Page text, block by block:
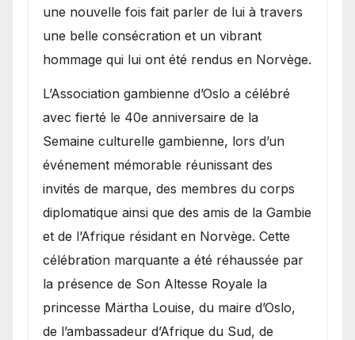
une nouvelle fois fait parler de lui à travers
une belle consécration et un vibrant
hommage qui lui ont été rendus en Norvège.
​L’Association gambienne d’Oslo a célébré
avec fierté le 40e anniversaire de la
Semaine culturelle gambienne, lors d’un
événement mémorable réunissant des
invités de marque, des membres du corps
diplomatique ainsi que des amis de la Gambie
et de l’Afrique résidant en Norvège. Cette
célébration marquante a été réhaussée par
la présence de Son Altesse Royale la
princesse Märtha Louise, du maire d’Oslo,
de l’ambassadeur d’Afrique du Sud, de